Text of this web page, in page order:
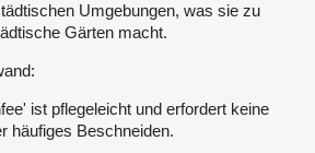
Umgebungen, was sie zu
Gärten macht.
ist pflegeleicht und erfordert keine
häufiges Beschneiden.